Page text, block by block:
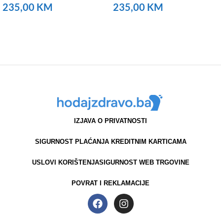
235,00 KM 235,00 KM
IZJAVA O PRIVATNOSTI
SIGURNOST PLAĆANJA KREDITNIM KARTICAMA
USLOVI KORIŠTENJASIGURNOST WEB TRGOVINE
POVRAT I REKLAMACIJE